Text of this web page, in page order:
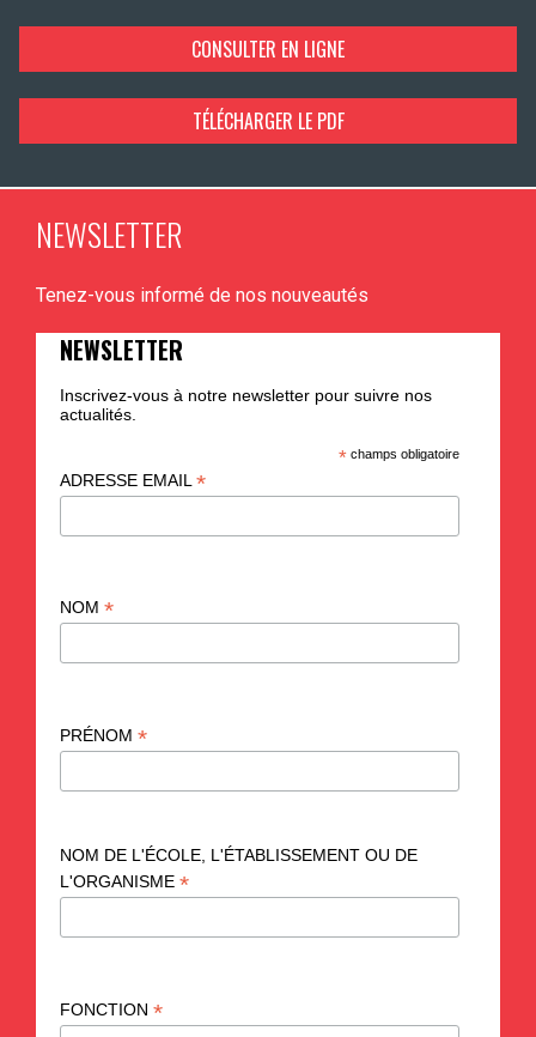
CONSULTER EN LIGNE
TÉLÉCHARGER LE PDF
NEWSLETTER
Tenez-vous informé de nos nouveautés
NEWSLETTER
Inscrivez-vous à notre newsletter pour suivre nos
actualités.
* champs obligatoire
ADRESSE EMAIL *
NOM *
PRÉNOM *
NOM DE L'ÉCOLE, L'ÉTABLISSEMENT OU DE
L'ORGANISME *
FONCTION *